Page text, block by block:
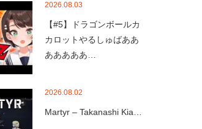
2026.08.03
【#5】ドラゴンボールカ
カロットやるしゅばああ
あああああ…
2026.08.02
Martyr – Takanashi Kia…